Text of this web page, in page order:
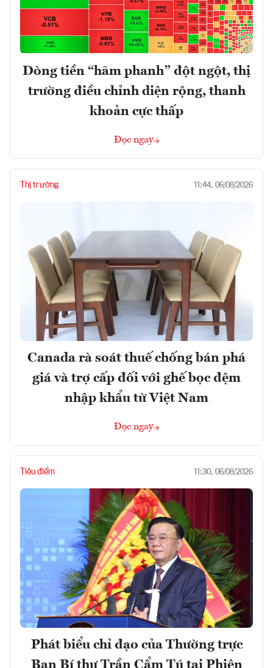
Dòng tiền “hãm phanh” đột ngột, thị
trường điều chỉnh diện rộng, thanh
khoản cực thấp
Đọc ngay
Thị trường 11:44, 06/08/2026
Canada rà soát thuế chống bán phá
giá và trợ cấp đối với ghế bọc đệm
nhập khẩu từ Việt Nam
Đọc ngay
Tiêu điểm 11:30, 06/08/2026
Phát biểu chỉ đạo của Thường trực
Ban Bí thư Trần Cẩm Tú tại Phiên